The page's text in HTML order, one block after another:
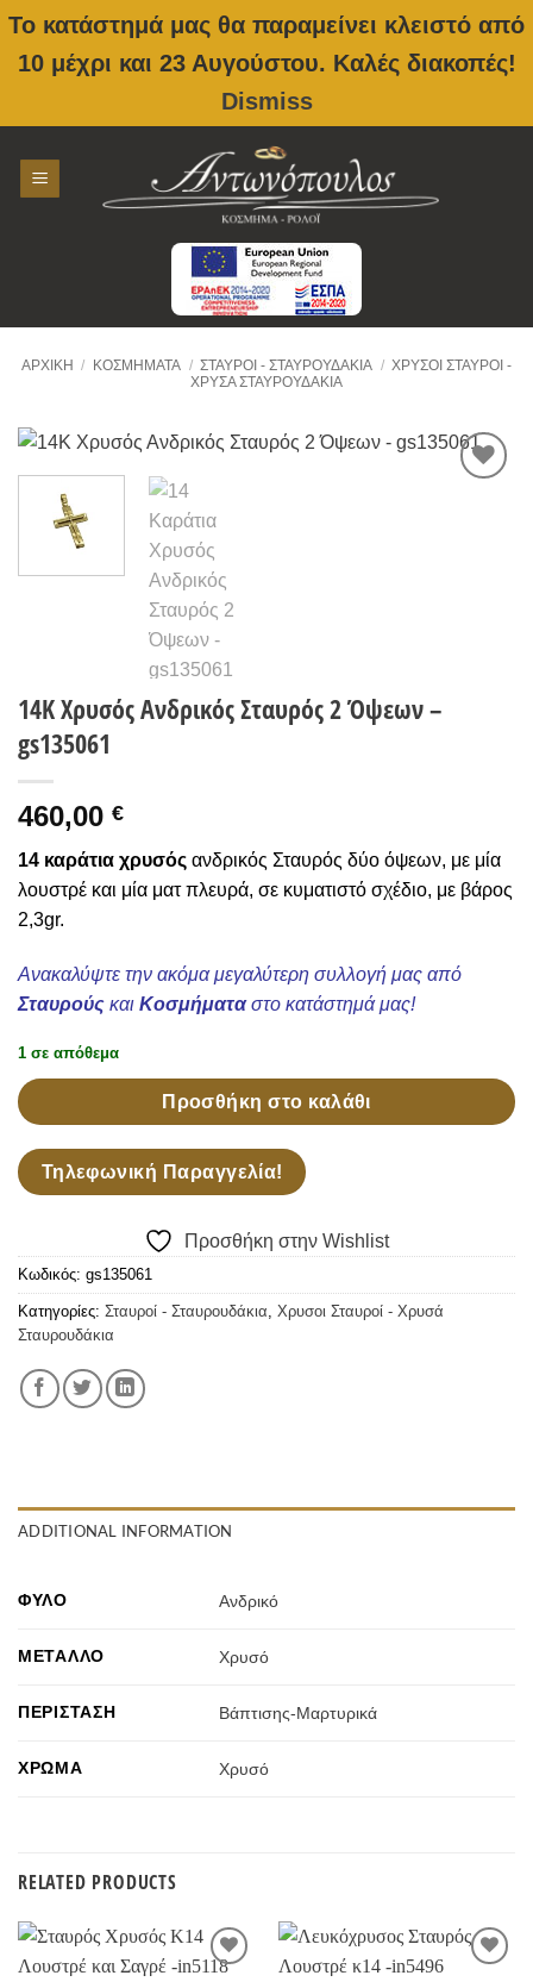
Το κατάστημά μας θα παραμείνει κλειστό από
10 μέχρι και 23 Αυγούστου. Καλές διακοπές!
Dismiss
content
ΑΡΧΙΚΉ / ΚΟΣΜΉΜΑΤΑ / ΣΤΑΥΡΟΊ - ΣΤΑΥΡΟΥΔΆΚΙΑ / ΧΡΥΣΟΙ ΣΤΑΥΡΟΊ -
ΧΡΥΣΆ ΣΤΑΥΡΟΥΔΆΚΙΑ
14Κ Χρυσός Ανδρικός Σταυρός 2 Όψεων –
gs135061
460,00 €
14 καράτια χρυσός ανδρικός Σταυρός δύο όψεων, με μία
λουστρέ και μία ματ πλευρά, σε κυματιστό σχέδιο, με βάρος
2,3gr.
Ανακαλύψτε την ακόμα μεγαλύτερη συλλογή μας από
Σταυρούς και Κοσμήματαστο κατάστημά μας!
1 σε απόθεμα
Προσθήκη στο καλάθι
Τηλεφωνική Παραγγελία!
Προσθήκη στην Wishlist
Κωδικός: gs135061
Κατηγορίες: Σταυροί - Σταυρουδάκια Χρυσοι Σταυροί - Χρυσά
Σταυρουδάκια
ADDITIONAL INFORMATION
ΦΎΛΟ Ανδρικό
ΜΈΤΑΛΛΟ Χρυσό
ΠΕΡΊΣΤΑΣΗ Βάπτισης-Μαρτυρικά
ΧΡΏΜΑ Χρυσό
RELATED PRODUCTS